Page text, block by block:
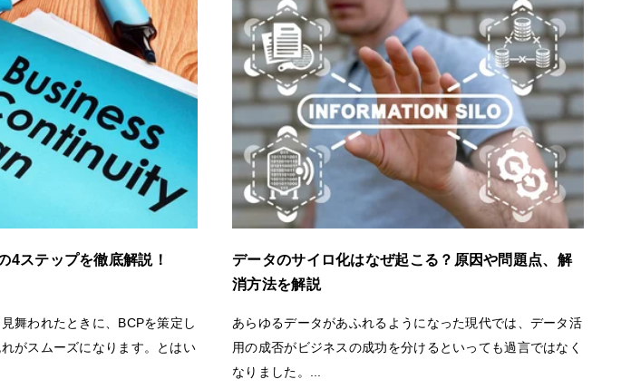
4ステップを徹底解説！
舞われたときに、BCPを策定し
がスムーズになります。とはい
データのサイロ化はなぜ起こる？原因や問題点、解
消方法を解説
あらゆるデータがあふれるようになった現代では、データ活
用の成否がビジネスの成功を分けるといっても過言ではなく
なりました。...